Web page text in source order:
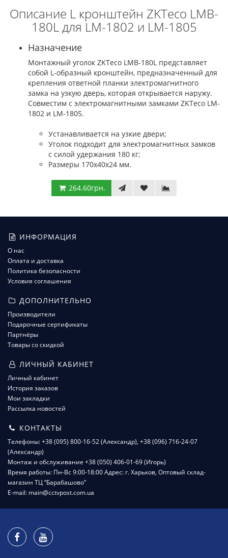
Описание L кронштейн ZKTeco LMB-
180L для LM-1802 и LM-1805
Назначение
Монтажный уголок ZKTeco LMB-180L представляет
собой L-образный кронштейн, предназначенный для
крепления ответной планки электромагнитного
замка на узкую дверь, которая открывается наружу.
Совместим с электромагнитными замками ZKTeco LM-
1802 и LM-1805.
Устанавливается на узкие двери;
Уголок подходит для электромагнитных замков
с силой удержания 180 кг;
Размеры 170x40x24 мм.
264.60грн.
ИНФОРМАЦИЯ
О нас
Оплата и доставка
Политика безопасности
Условия соглашения
ДОПОЛНИТЕЛЬНО
Производители
Подарочные сертификаты
Партнёры
Товары со скидкой
ЛИЧНЫЙ КАБИНЕТ
Личный кабинет
История заказов
Мои закладки
Рассылка новостей
КОНТАКТЫ
Телефоны: +38 (095) 800-16-52 (Александр), +38 (096) 716-24-07
(Александр)
Монтаж и обслуживание +38 (050) 406-01-69 (Игорь)
Время работы: Пн-Вс 9:00-18:00 Адрес: г. Харьков, Оптовый склад-
магазин ТЦ “Барабашово”
E-mail: main@cctvpost.com.ua